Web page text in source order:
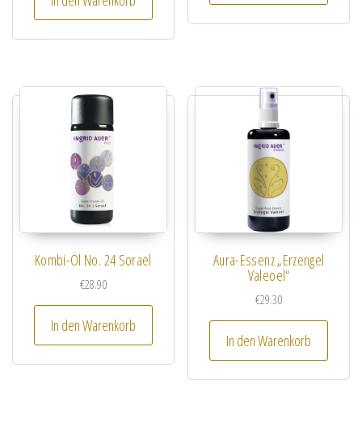
Kombi-Öl No. 24 Sorael
€28.90
In den Warenkorb
Aura-Essenz „Erzengel
Valeoel“
€29.30
In den Warenkorb